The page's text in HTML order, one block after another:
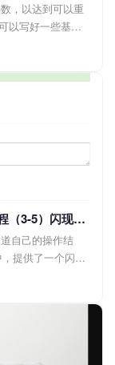
，以达到可以重
以写好一些基础
），之后新
复写一些部分代
Python Web开发基于flask的博客系统教程（3-5）闪现消息flash
自己的操作结
提供了一个闪现
也叫做闪现消